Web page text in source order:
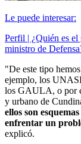
Le puede interesar:
Perfil | ¿Quién es
ministro de
"De este tipo
ejemplo, los
los GAULA, o por
y urbano de
ellos son
enfrentar un
explicó.